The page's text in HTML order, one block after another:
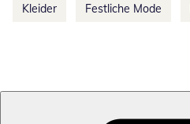
Kleider Festliche Mode